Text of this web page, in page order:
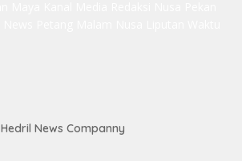
Hedril News Companny